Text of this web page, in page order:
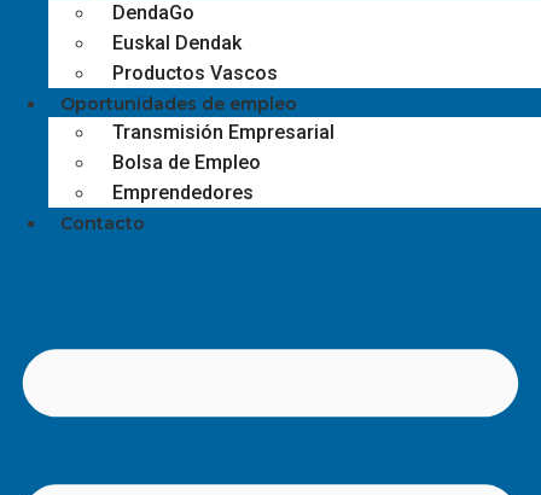
DendaGo
Euskal Dendak
Productos Vascos
Oportunidades de empleo
Transmisión Empresarial
Bolsa de Empleo
Emprendedores
Contacto